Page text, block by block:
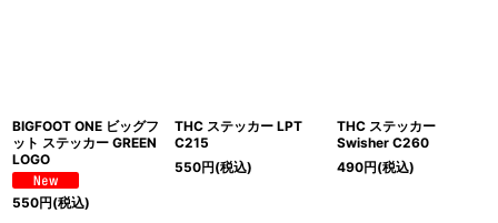
BIGFOOT ONE ビッグフ
ット ステッカー GREEN
LOGO
550円(税込)
THC ステッカー LPT
C215
550円(税込)
THC ステッカー
Swisher C260
490円(税込)